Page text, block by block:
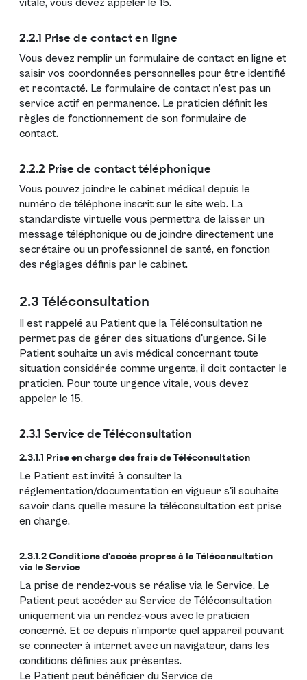
vitale, vous devez appeler le 15.
2.2.1 Prise de contact en ligne
Vous devez remplir un formulaire de contact en ligne et
saisir vos coordonnées personnelles pour être identifié
et recontacté. Le formulaire de contact n’est pas un
service actif en permanence. Le praticien définit les
règles de fonctionnement de son formulaire de
contact.
2.2.2 Prise de contact téléphonique
Vous pouvez joindre le cabinet médical depuis le
numéro de téléphone inscrit sur le site web. La
standardiste virtuelle vous permettra de laisser un
message téléphonique ou de joindre directement une
secrétaire ou un professionnel de santé, en fonction
des réglages définis par le cabinet.
2.3 Téléconsultation
Il est rappelé au Patient que la Téléconsultation ne
permet pas de gérer des situations d'urgence. Si le
Patient souhaite un avis médical concernant toute
situation considérée comme urgente, il doit contacter le
praticien. Pour toute urgence vitale, vous devez
appeler le 15.
2.3.1 Service de Téléconsultation
2.3.1.1 Prise en charge des frais de Téléconsultation
Le Patient est invité à consulter la
réglementation/documentation en vigueur s'il souhaite
savoir dans quelle mesure la téléconsultation est prise
en charge.
2.3.1.2 Conditions d'accès propres à la Téléconsultation
via le Service
La prise de rendez-vous se réalise via le Service. Le
Patient peut accéder au Service de Téléconsultation
uniquement via un rendez-vous avec le praticien
concerné. Et ce depuis n’importe quel appareil pouvant
se connecter à internet avec un navigateur, dans les
conditions définies aux présentes.
Le Patient peut bénéficier du Service de